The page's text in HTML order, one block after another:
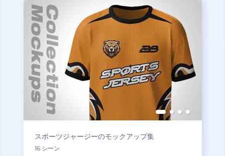
スポーツジャージーのモックアップ集
16 シーン